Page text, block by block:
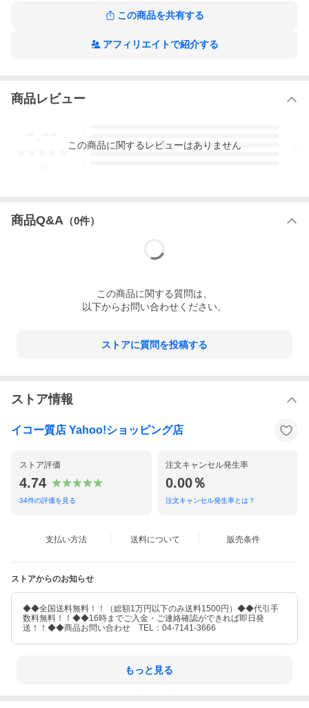
この商品を共有する
アフィリエイトで紹介する
商品レビュー
3
この商品に関するレビューはありません
商品Q&A （0件）
この商品に関する質問は、
以下からお問い合わせください。
ストアに質問を投稿する
ストア情報
イコー質店 Yahoo!ショッピング店
ストア評価
4.74
34件の評価を見る
注文キャンセル発生率
0.00％
注文キャンセル発生率とは？
支払い方法 送料について 販売条件
ストアからのお知らせ
◆◆全国送料無料！！（総額1万円以下のみ送料1500円）◆◆代引手
数料無料！！◆◆16時までご入金・ご連絡確認ができれば即日発
送！！◆◆商品お問い合わせ TEL：04-7141-3666
もっと見る